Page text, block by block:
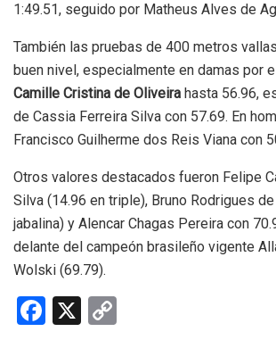
1:49.51, seguido por Matheus Alves de
También las pruebas de 400 metros
buen nivel, especialmente en damas por
Camille Cristina de Oliveira hasta 56.96,
de Cassia Ferreira Silva con 57.69. En
Francisco Guilherme dos Reis Viana con
Otros valores destacados fueron Felipe
Silva (14.96 en triple), Bruno Rodrigues
jabalina) y Alencar Chagas Pereira con
delante del campeón brasileño vigente
Wolski (69.79).
F
X